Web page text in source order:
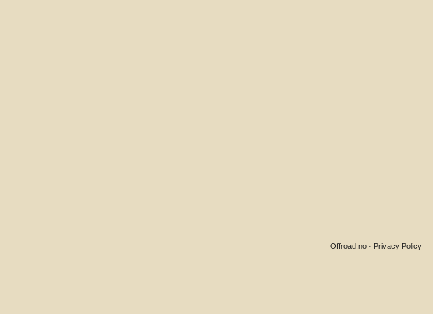
Privacy Policy
Offroad.no ·